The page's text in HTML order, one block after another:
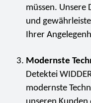
müssen.
und
Ihrer
Modernste
Detektei
modernste